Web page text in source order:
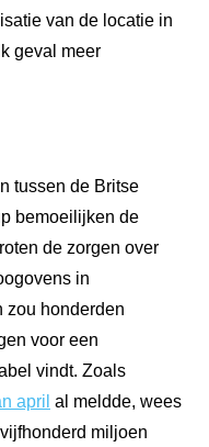
van de locatie in
geval meer
tussen de Britse
bemoeilijken de
de zorgen over
in
zou honderden
voor een
vindt. Zoals
april al meldde, wees
miljoen